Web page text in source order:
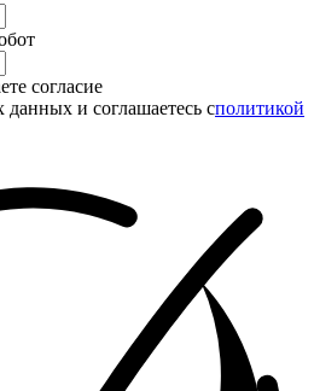
согласие
данных и соглашаетесь cполитикой